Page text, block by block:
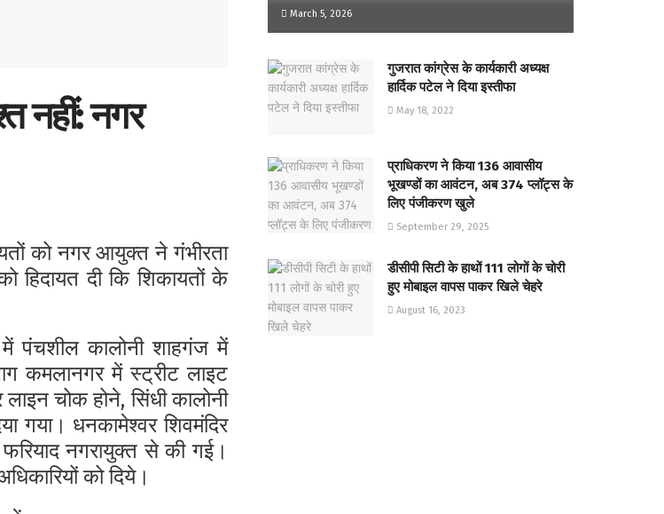
नहीं: नगर
को नगर आयुक्त ने गंभीरता
हिदायत दी कि शिकायतों के
पंचशील कालोनी शाहगंज में
कमलानगर में स्ट्रीट लाइट
चोक होने, सिंधी कालोनी
गया। धनकामेश्वर शिवमंदिर
नगरायुक्त से की गई।
को दिये।
March 5, 2026
गुजरात कांग्रेस के कार्यकारी अध्यक्ष
हार्दिक पटेल ने दिया इस्तीफा
May 18, 2022
प्राधिकरण ने किया 136 आवासीय
भूखण्डों का आवंटन, अब 374 प्लॉट्स के
लिए पंजीकरण खुले
September 29, 2025
डीसीपी सिटी के हाथों 111 लोगों के चोरी
हुए मोबाइल वापस पाकर खिले चेहरे
August 16, 2023